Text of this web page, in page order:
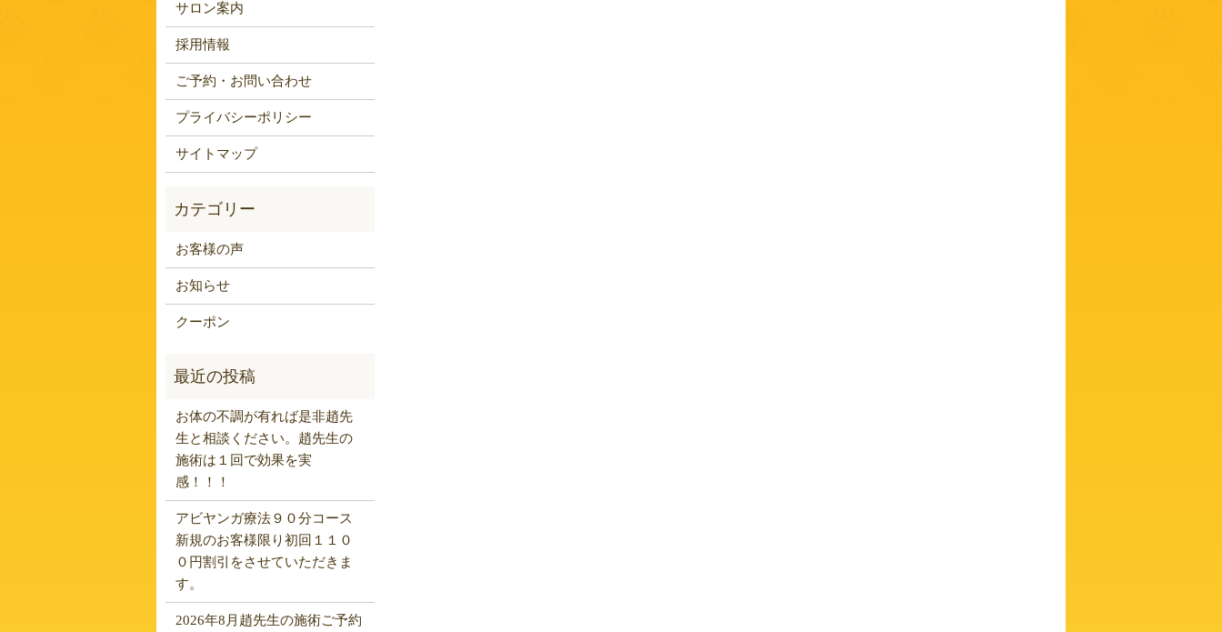
サロン案内
採用情報
ご予約・お問い合わせ
プライバシーポリシー
サイトマップ
お客様の声
お知らせ
クーポン
お体の不調が有れば是非趙先
生と相談ください。趙先生の
施術は１回で効果を実
感！！！
アビヤンガ療法９０分コース
新規のお客様限り初回１１０
０円割引をさせていただきま
す。
2026年8月趙先生の施術ご予約